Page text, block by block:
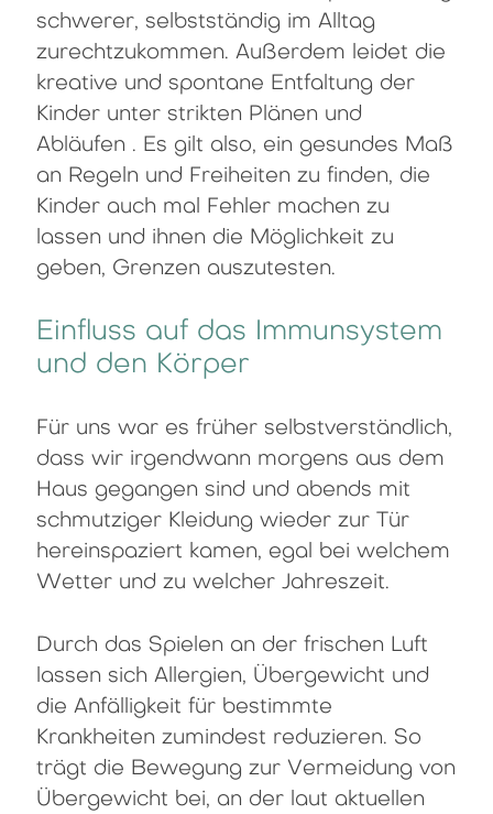
schwerer, selbstständig im Alltag
zurechtzukommen. Außerdem leidet die
kreative und spontane Entfaltung der
Kinder unter strikten Plänen und
Abläufen . Es gilt also, ein gesundes Maß
an Regeln und Freiheiten zu finden, die
Kinder auch mal Fehler machen zu
lassen und ihnen die Möglichkeit zu
geben, Grenzen auszutesten.
Einfluss auf das Immunsystem
und den Körper
Für uns war es früher selbstverständlich,
dass wir irgendwann morgens aus dem
Haus gegangen sind und abends mit
schmutziger Kleidung wieder zur Tür
hereinspaziert kamen, egal bei welchem
Wetter und zu welcher Jahreszeit.
Durch das Spielen an der frischen Luft
lassen sich Allergien, Übergewicht und
die Anfälligkeit für bestimmte
Krankheiten zumindest reduzieren. So
trägt die Bewegung zur Vermeidung von
Übergewicht bei, an der laut aktuellen